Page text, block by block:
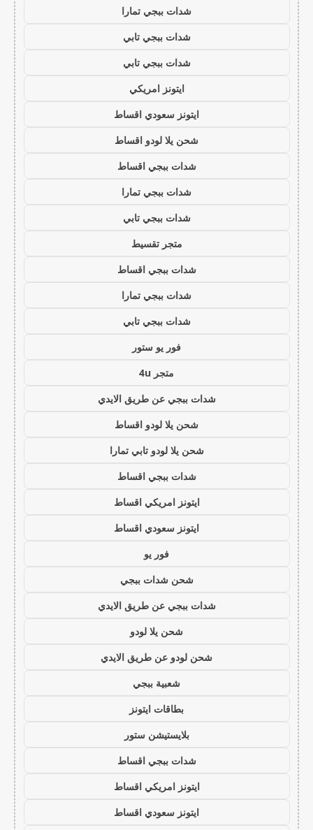
شدات ببجي تمارا
شدات ببجي تابي
شدات ببجي تابي
ايتونز امريكي
ايتونز سعودي اقساط
شحن يلا لودو اقساط
شدات ببجي اقساط
شدات ببجي تمارا
شدات ببجي تابي
متجر تقسيط
شدات ببجي اقساط
شدات ببجي تمارا
شدات ببجي تابي
فور يو ستور
متجر 4u
شدات ببجي عن طريق الايدي
شحن يلا لودو اقساط
شحن يلا لودو تابي تمارا
شدات ببجي اقساط
ايتونز امريكي اقساط
ايتونز سعودي اقساط
فور يو
شحن شدات ببجي
شدات ببجي عن طريق الايدي
شحن يلا لودو
شحن لودو عن طريق الايدي
شعبية ببجي
بطاقات ايتونز
بلايستيشن ستور
شدات ببجي اقساط
ايتونز امريكي اقساط
ايتونز سعودي اقساط